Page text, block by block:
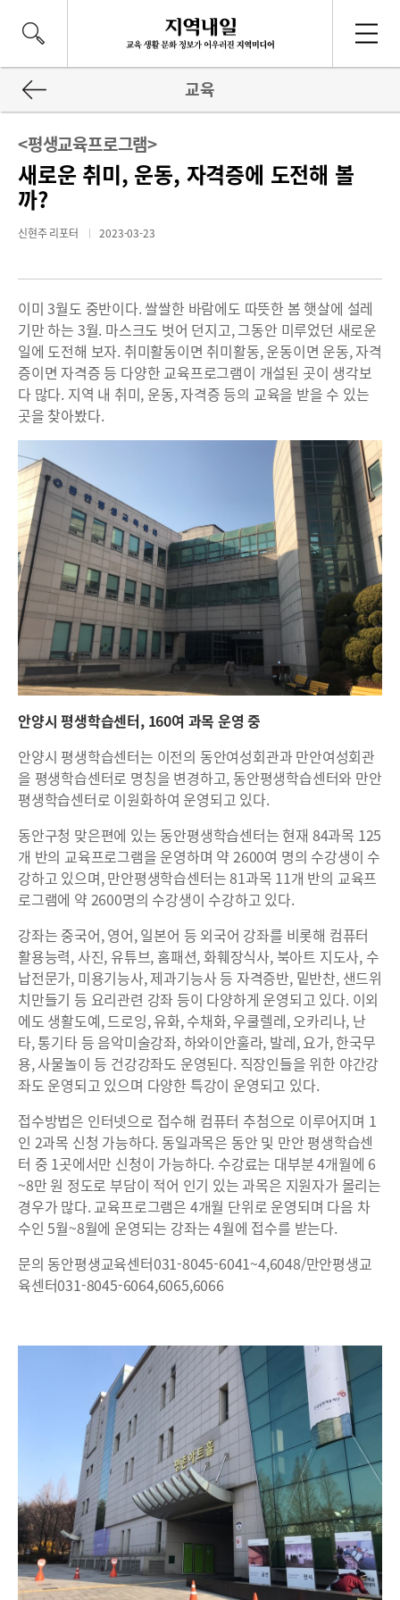
교육
<평생교육프로그램>
새로운 취미, 운동, 자격증에 도전해 볼
까?
신현주 리포터 2023-03-23
이미 3월도 중반이다. 쌀쌀한 바람에도 따뜻한 봄 햇살에 설레
기만 하는 3월. 마스크도 벗어 던지고, 그동안 미루었던 새로운
일에 도전해 보자. 취미활동이면 취미활동, 운동이면 운동, 자격
증이면 자격증 등 다양한 교육프로그램이 개설된 곳이 생각보
다 많다. 지역 내 취미, 운동, 자격증 등의 교육을 받을 수 있는
곳을 찾아봤다.
안양시 평생학습센터, 160여 과목 운영 중
안양시 평생학습센터는 이전의 동안여성회관과 만안여성회관
을 평생학습센터로 명칭을 변경하고, 동안평생학습센터와 만안
평생학습센터로 이원화하여 운영되고 있다.
동안구청 맞은편에 있는 동안평생학습센터는 현재 84과목 125
개 반의 교육프로그램을 운영하며 약 2600여 명의 수강생이 수
강하고 있으며, 만안평생학습센터는 81과목 11개 반의 교육프
로그램에 약 2600명의 수강생이 수강하고 있다.
강좌는 중국어, 영어, 일본어 등 외국어 강좌를 비롯해 컴퓨터
활용능력, 사진, 유튜브, 홈패션, 화훼장식사, 북아트 지도사, 수
납전문가, 미용기능사, 제과기능사 등 자격증반, 밑반찬, 샌드위
치만들기 등 요리관련 강좌 등이 다양하게 운영되고 있다. 이외
에도 생활도예, 드로잉, 유화, 수채화, 우쿨렐레, 오카리나, 난
타, 통기타 등 음악미술강좌, 하와이안훌라, 발레, 요가, 한국무
용, 사물놀이 등 건강강좌도 운영된다. 직장인들을 위한 야간강
좌도 운영되고 있으며 다양한 특강이 운영되고 있다.
접수방법은 인터넷으로 접수해 컴퓨터 추첨으로 이루어지며 1
인 2과목 신청 가능하다. 동일과목은 동안 및 만안 평생학습센
터 중 1곳에서만 신청이 가능하다. 수강료는 대부분 4개월에 6
~8만 원 정도로 부담이 적어 인기 있는 과목은 지원자가 몰리는
경우가 많다. 교육프로그램은 4개월 단위로 운영되며 다음 차
수인 5월~8월에 운영되는 강좌는 4월에 접수를 받는다.
문의 동안평생교육센터031-8045-6041~4,6048/만안평생교
육센터031-8045-6064,6065,6066